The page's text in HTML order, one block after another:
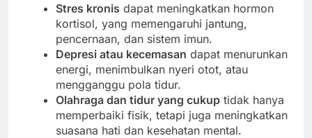
Stres kronis dapat meningkatkan hormon
kortisol, yang memengaruhi jantung,
pencernaan, dan sistem imun.
Depresi atau kecemasan dapat menurunkan
energi, menimbulkan nyeri otot, atau
mengganggu pola tidur.
Olahraga dan tidur yang cukup tidak hanya
memperbaiki fisik, tetapi juga meningkatkan
suasana hati dan kesehatan mental.